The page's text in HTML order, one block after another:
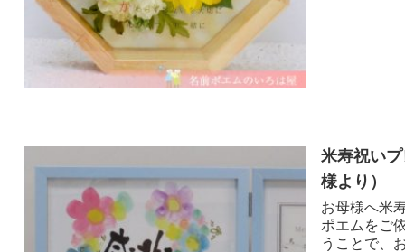
米寿祝い
様より ）
お母様へ米
ポエムをご
うことで、